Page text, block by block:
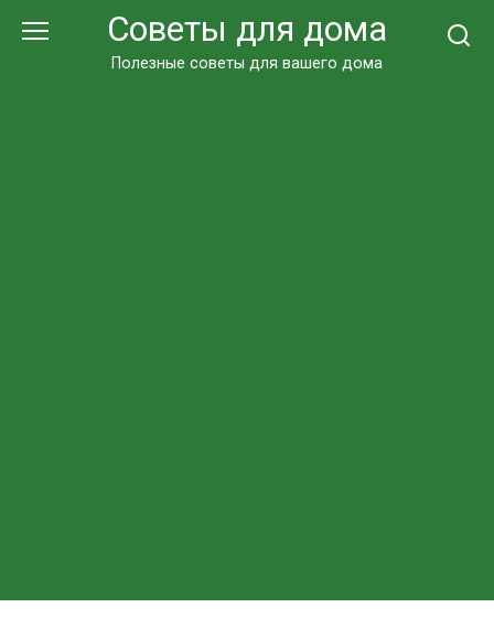
Советы для дома
Полезные советы для вашего дома